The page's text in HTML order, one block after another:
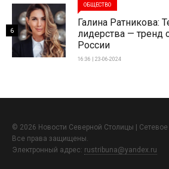
ОБЩЕСТВО
Галина Ратникова:
лидерства — тренд
России
16:36 | 23-06-2024
6
© 2026 Новости Северной Столицы | Сетевое
Все права защищены.
Электронный адрес: rustribuna@yandex.ru